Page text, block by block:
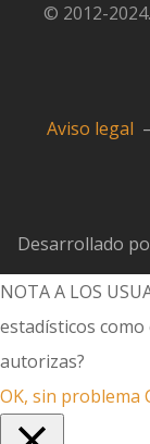
© 2012-2024.
Aviso legal –
Desarrollado
NOTA A LOS
estadísticos como
autorizas?
OK, sin problema